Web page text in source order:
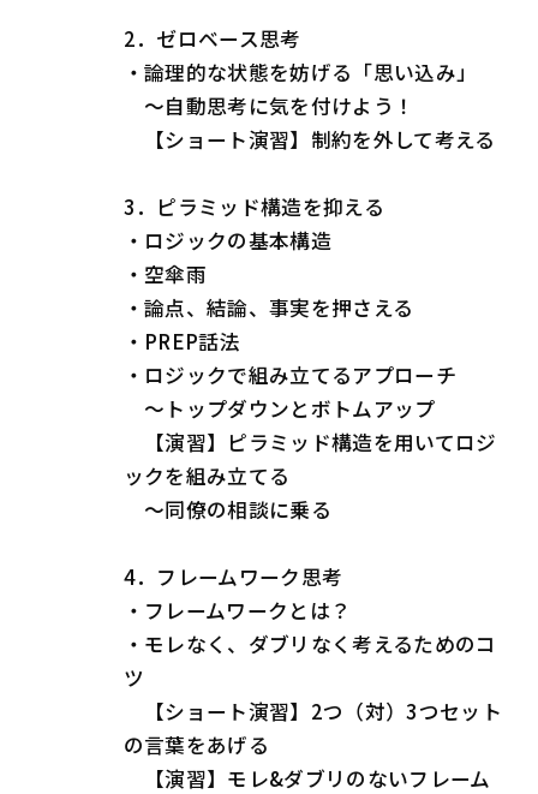
2．ゼロベース思考
・論理的な状態を妨げる「思い込み」
～自動思考に気を付けよう！
【ショート演習】制約を外して考える
3．ピラミッド構造を抑える
・ロジックの基本構造
・空傘雨
・論点、結論、事実を押さえる
・PREP話法
・ロジックで組み立てるアプローチ
～トップダウンとボトムアップ
【演習】ピラミッド構造を用いてロジ
ックを組み立てる
～同僚の相談に乗る
4．フレームワーク思考
・フレームワークとは？
・モレなく、ダブリなく考えるためのコ
ツ
【ショート演習】2つ（対）3つセット
の言葉をあげる
【演習】モレ&ダブリのないフレーム